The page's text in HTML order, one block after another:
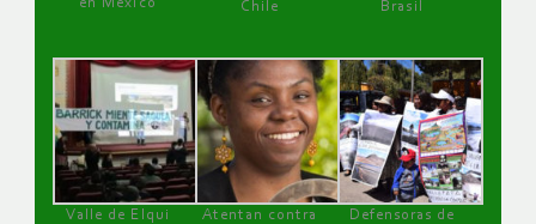
Chile
Brasil
Valle de Elqui
Atentan contra
Defensoras de